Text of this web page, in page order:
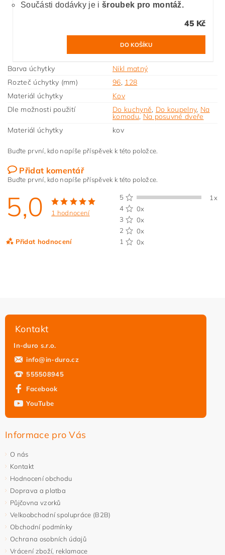
Součásti dodávky je išroubek pro montáž.
45 Kč
Barva úchytky
Nikl matný
Rozteč úchytky (mm)
96, 128
Materiál úchytky
Kov
Dle možnosti použití
Do kuchyně, Do koupelny, Na
komodu, Na posuvné dveře
Materiál úchytky
kov
Buďte první, kdo napíše příspěvek k této položce.
Přidat komentář
Buďte první, kdo napíše příspěvek k této položce.
5,0 1 hodnocení
Přidat hodnocení
5
1x
4
0x
3
0x
2
0x
1
0x
osobních údajů
Kontakt
In-duro s.r.o.
info@in-duro.cz
555508945
Facebook
YouTube
Informace pro Vás
O nás
Kontakt
Hodnocení obchodu
Doprava a platba
Půjčovna vzorků
Velkoobchodní spolupráce (B2B)
Obchodní podmínky
Ochrana osobních údajů
Vrácení zboží, reklamace